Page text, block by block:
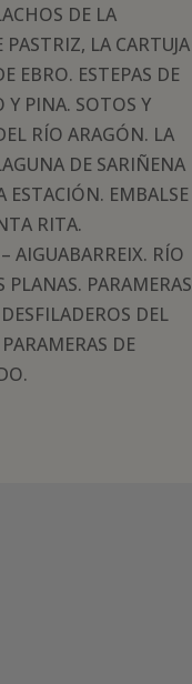
DE LA
LA CARTUJA
EBRO. ESTEPAS DE
Y PINA. SOTOS Y
RÍO ARAGÓN. LA
DE SARIÑENA
ESTACIÓN. EMBALSE
RITA.
AIGUABARREIX. RÍO
PLANAS. PARAMERAS
DEL
DE